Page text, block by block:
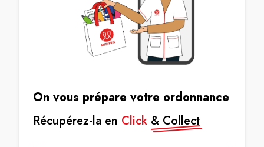
On vous prépare votre ordonnance
Récupérez-la en Click & Collect